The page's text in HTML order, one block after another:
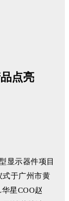
点亮
显示器件项目
式于广州市黄
华星COO赵